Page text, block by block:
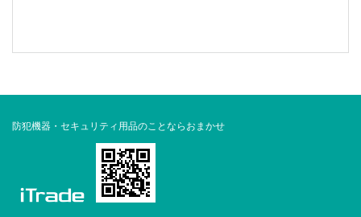
防犯機器・セキュリティ用品のことならおまかせ